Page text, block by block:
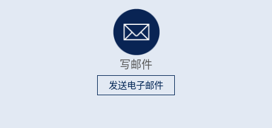
写邮件
发送电子邮件